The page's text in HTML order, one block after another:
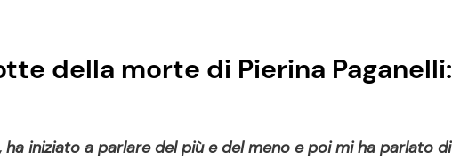
della morte di Pierina Paganelli:
iniziato a parlare del più e del meno e poi mi ha parlato di